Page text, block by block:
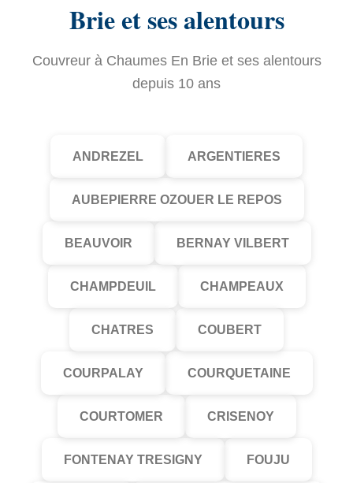
Brie et ses alentours
Couvreur à Chaumes En Brie et ses alentours
depuis 10 ans
ANDREZEL ARGENTIERES
AUBEPIERRE OZOUER LE REPOS
BEAUVOIR BERNAY VILBERT
CHAMPDEUIL CHAMPEAUX
CHATRES COUBERT
COURPALAY COURQUETAINE
COURTOMER CRISENOY
FONTENAY TRESIGNY FOUJU